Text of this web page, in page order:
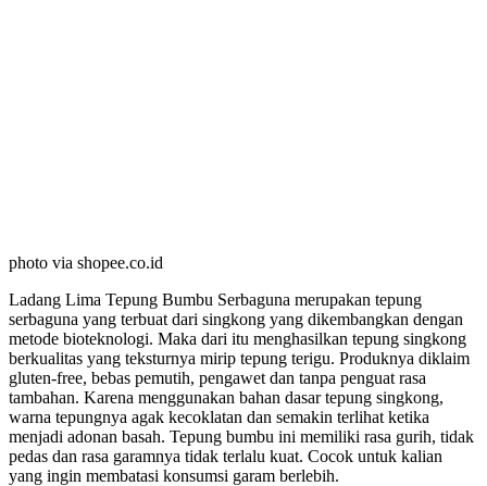
photo via shopee.co.id
Ladang Lima Tepung Bumbu Serbaguna merupakan tepung
serbaguna yang terbuat dari singkong yang dikembangkan dengan
metode bioteknologi. Maka dari itu menghasilkan tepung singkong
berkualitas yang teksturnya mirip tepung terigu. Produknya diklaim
gluten-free, bebas pemutih, pengawet dan tanpa penguat rasa
tambahan. Karena menggunakan bahan dasar tepung singkong,
warna tepungnya agak kecoklatan dan semakin terlihat ketika
menjadi adonan basah. Tepung bumbu ini memiliki rasa gurih, tidak
pedas dan rasa garamnya tidak terlalu kuat. Cocok untuk kalian
yang ingin membatasi konsumsi garam berlebih.